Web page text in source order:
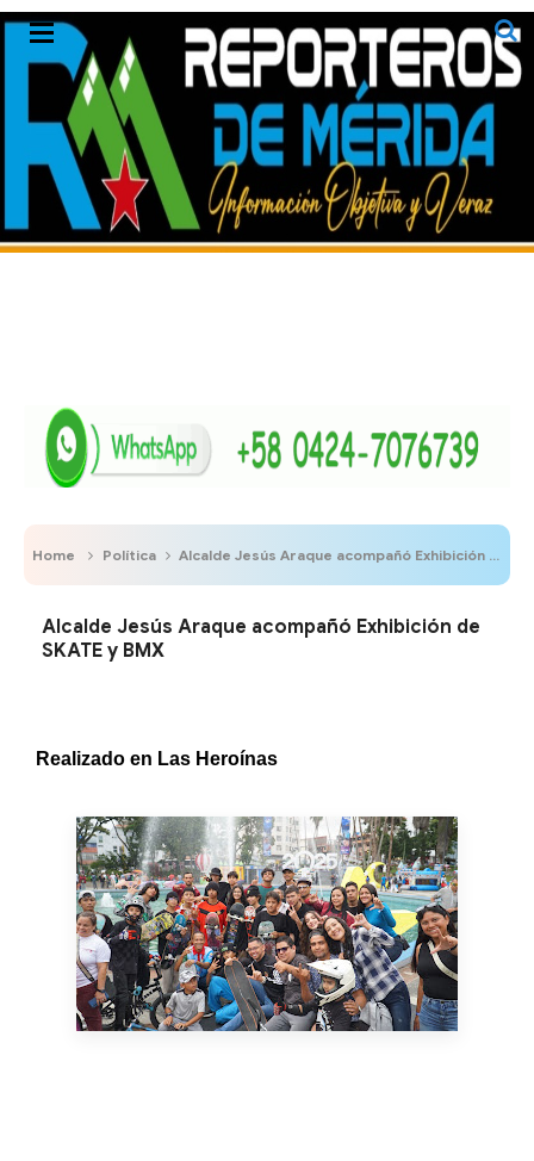
Home Política Alcalde Jesús Araque acompañó Exhibición de SKATE y BMX
Alcalde Jesús Araque acompañó Exhibición de
SKATE y BMX
Realizado en Las Heroínas